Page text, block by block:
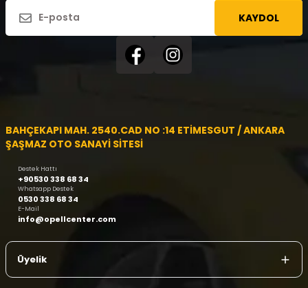
KAYDOL
BAHÇEKAPI MAH. 2540.CAD NO :14 ETİMESGUT / ANKARA
ŞAŞMAZ OTO SANAYİ SİTESİ
Destek Hattı
+90530 338 68 34
Whatsapp Destek
0530 338 68 34
E-Mail
info@opellcenter.com
Üyelik